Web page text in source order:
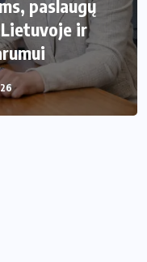
paslaugų
ir